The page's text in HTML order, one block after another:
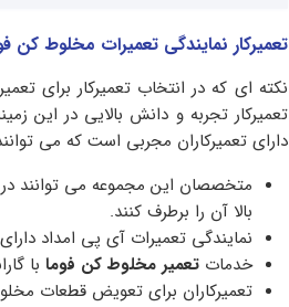
تعمیرکار نمایندگی تعمیرات مخلوط کن
نکته ای که در انتخاب تعمیرکار برای
تعمیرکار تجربه و دانش بالایی در این
دارای تعمیرکاران مجربی است که می
متخصصان این مجموعه می توانند
بالا آن را برطرف کنند.
نمایندگی تعمیرات آی پی امداد
خدماتتعمیر مخلوط کن فوما با
تعمیرکاران برای تعویض قطعات